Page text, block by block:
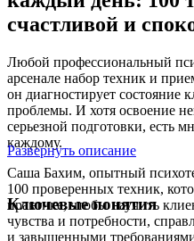
счастливой и
Любой профессиональный
арсенале набор техник и
он диагностирует состояние
проблемы. И хотя освоение
серьезной подготовки, есть
каждому.
Саша Бахим, опытный
100 проверенных техник,
практике, чтобы научить
чувства и потребности,
и завышенными
Развернуть описание
Ключевые понятия